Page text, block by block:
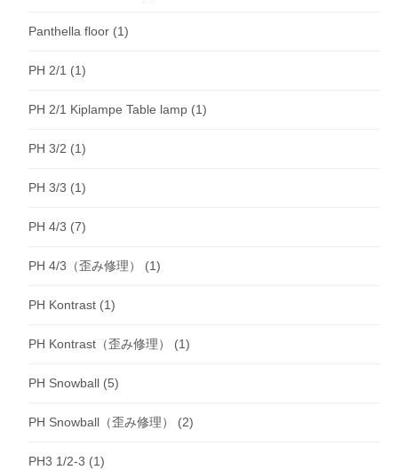
Panthella floor (1)
PH 2/1 (1)
PH 2/1 Kiplampe Table lamp (1)
PH 3/2 (1)
PH 3/3 (1)
PH 4/3 (7)
PH 4/3（歪み修理） (1)
PH Kontrast (1)
PH Kontrast（歪み修理） (1)
PH Snowball (5)
PH Snowball（歪み修理） (2)
PH3 1/2-3 (1)